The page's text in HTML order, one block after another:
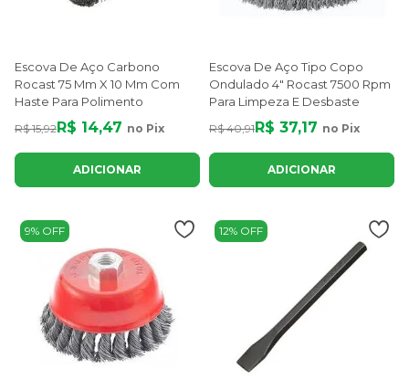
Escova De Aço Carbono
Rocast 75 Mm X 10 Mm Com
Haste Para Polimento
R$ 15,92R$ 14,47 no Pix
ADICIONAR
Escova De Aço Tipo Copo
Ondulado 4" Rocast 7500 Rpm
Para Limpeza E Desbaste
R$ 40,91R$ 37,17 no Pix
ADICIONAR
9% OFF 12% OFF